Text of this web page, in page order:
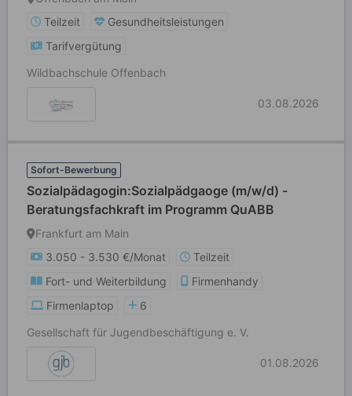
Teilzeit
Gesundheitsleistungen
Tarifvergütung
Wildbachschule Offenbach
03.08.2026
Sofort-Bewerbung
Sozialpädagogin:Sozialpädgaoge (m/w/d) -
Beratungsfachkraft im Programm QuABB
Frankfurt am Main
3.050 - 3.530 €/Monat
Teilzeit
Fort- und Weiterbildung
Firmenhandy
Firmenlaptop
6
Gesellschaft für Jugendbeschäftigung e. V.
01.08.2026